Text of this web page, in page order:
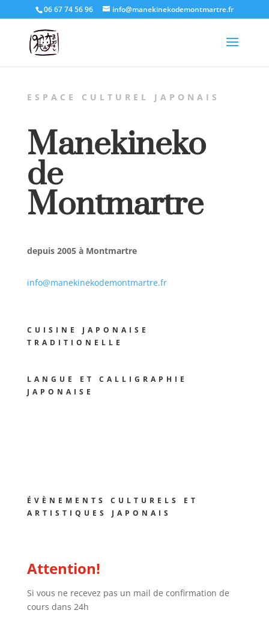
06 67 74 56 96 info@manekinekodemontmartre.fr
ESPACE CULTUREL JAPONAIS
Manekineko
de
Montmartre
depuis 2005 à Montmartre
info@manekinekodemontmartre.fr
CUISINE JAPONAISE
TRADITIONELLE
LANGUE ET CALLIGRAPHIE
JAPONAISE
ÉVÈNEMENTS CULTURELS ET
ARTISTIQUES JAPONAIS
Attention!
Si vous ne recevez pas un mail de confirmation de
cours dans 24h